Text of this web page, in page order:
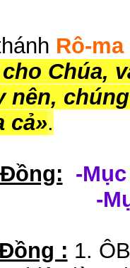
Rô-ma
Chúa,
nên,
cả».
-
: 1.